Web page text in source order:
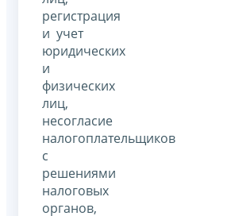
регистрация
и учет
юридических
и
физических
лиц,
несогласие
налогоплательщиков
с
решениями
налоговых
органов,